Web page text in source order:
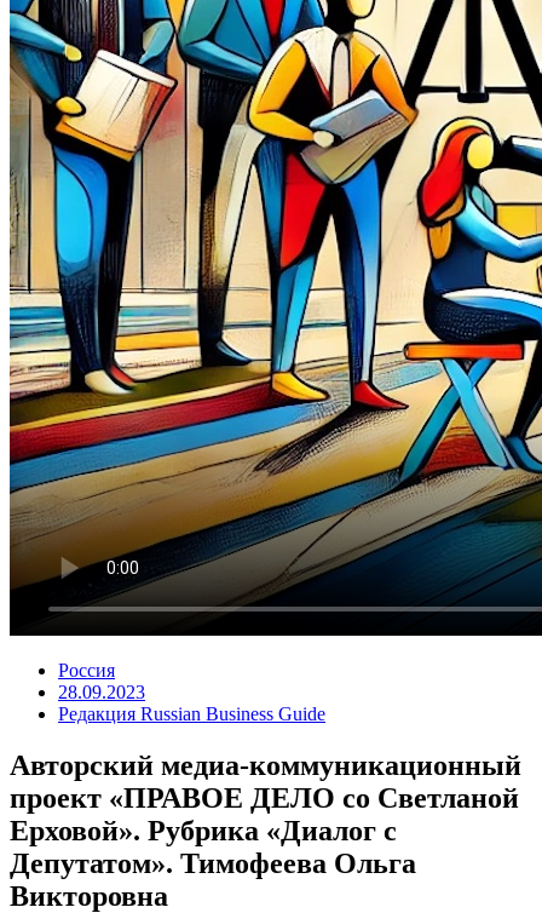
Россия
28.09.2023
Редакция Russian Business Guide
Авторский медиа-коммуникационный
проект «ПРАВОЕ ДЕЛО со Светланой
Ерховой». Рубрика «Диалог с
Депутатом». Тимофеева Ольга
Викторовна